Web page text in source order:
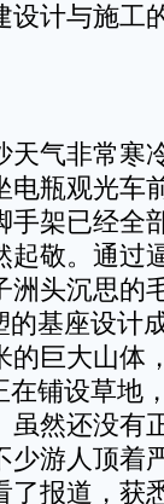
设计与施工
气非常寒
电瓶观光车
手架已经全
起敬。通过
洲头沉思的
的基座设计
的巨大山体
在铺设草地
虽然还没有
少游人顶着
了报道，获